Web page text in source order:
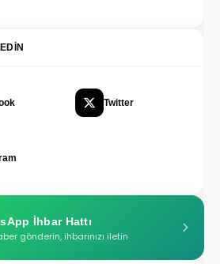
Twitter
İhbar Hattı
gönderin, ihbarınızı iletin